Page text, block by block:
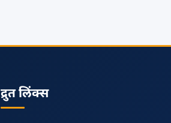
द्रुत लिंक्स